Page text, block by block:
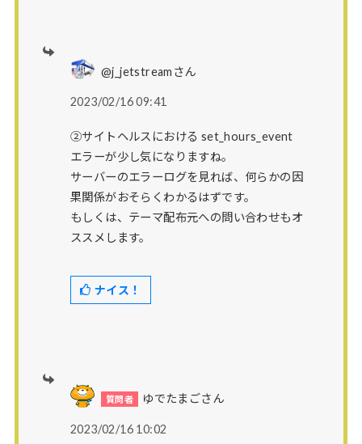
@j_jetstreamさん
2023/02/16 09:41
②サイトヘルスにおける set_hours_event
エラーが少し気になりますね。
サーバーのエラーログを見れば、何らかの因
果関係がおそらくわかるはずです。
もしくは、テーマ配布元への問い合わせもオ
ススメします。
ナイス！
ゆでたまごさん
2023/02/16 10:02